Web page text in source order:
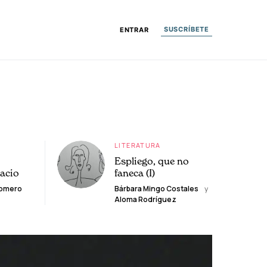
ENTRAR SUSCRÍBETE
LITERATURA
Espliego, que no
faneca (I)
Bárbara Mingo Costales
y
Aloma Rodríguez